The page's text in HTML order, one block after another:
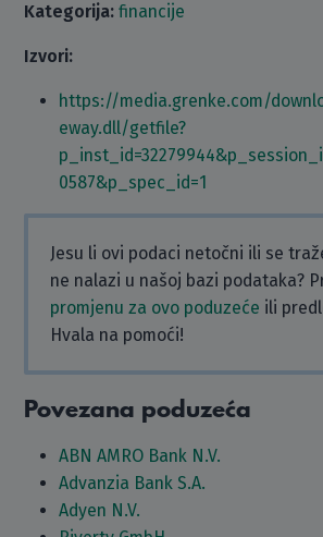
Kategorija: financije
Izvori:
https://media.grenke.com/
eway.dll/getfile?
0587&p_spec_id=1
Jesu li ovi podaci netočni ili se
ne nalazi u našoj bazi podataka?
promjenu za ovo poduzeće ili
Hvala na pomoći!
Povezana poduzeća
ABN AMRO Bank N.V.
Advanzia Bank S.A.
Adyen N.V.